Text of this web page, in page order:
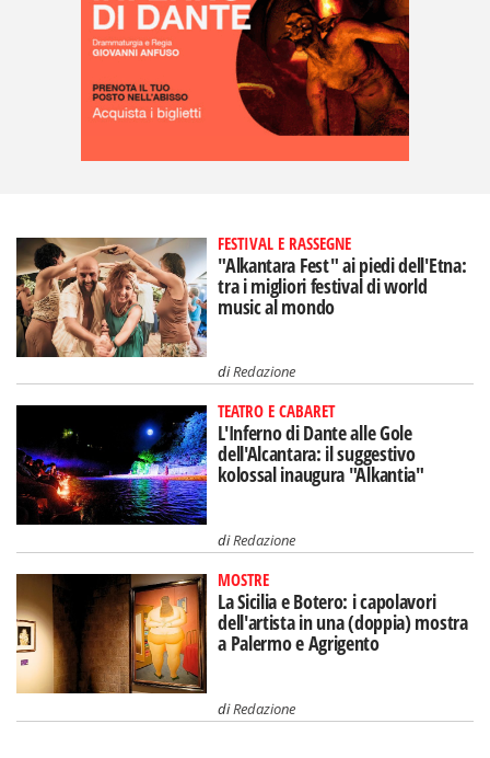
FESTIVAL E RASSEGNE
"Alkantara Fest" ai piedi dell'Etna:
tra i migliori festival di world
music al mondo
diRedazione
TEATRO E CABARET
L'Inferno di Dante alle Gole
dell'Alcantara: il suggestivo
kolossal inaugura "Alkantia"
diRedazione
MOSTRE
La Sicilia e Botero: i capolavori
dell'artista in una (doppia) mostra
a Palermo e Agrigento
diRedazione